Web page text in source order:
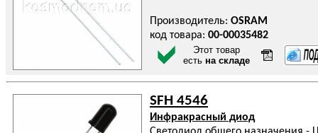
Производитель: OSRAM
код товара: 00-00035482
Этот товар
есть на складе
SFH 4546
Инфракрасный диод